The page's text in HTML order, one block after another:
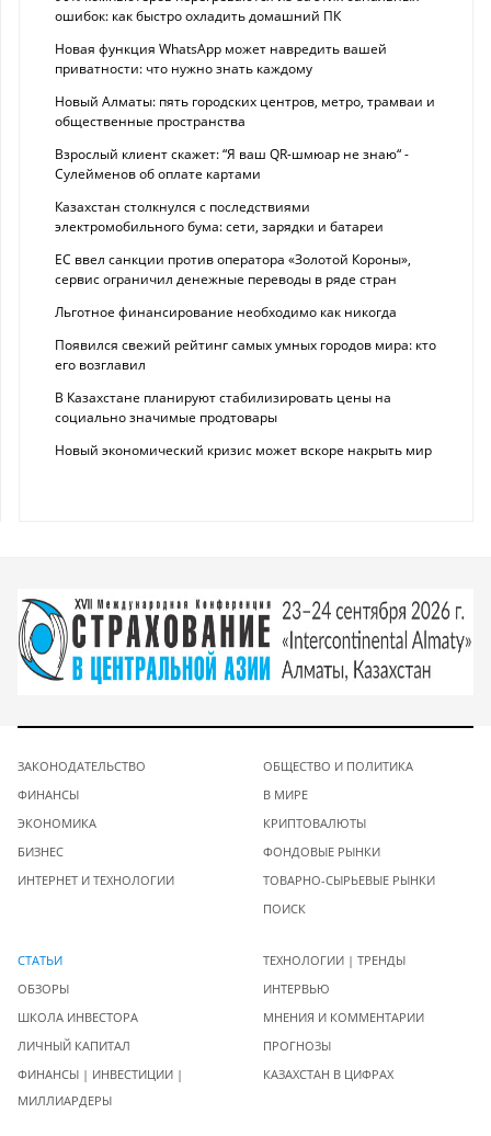
ошибок: как быстро охладить домашний ПК
Новая функция WhatsApp может навредить вашей
приватности: что нужно знать каждому
Новый Алматы: пять городских центров, метро, трамваи и
общественные пространства
Взрослый клиент скажет: “Я ваш QR-шмюар не знаю“ -
Сулейменов об оплате картами
Казахстан столкнулся с последствиями
электромобильного бума: сети, зарядки и батареи
ЕС ввел санкции против оператора «Золотой Короны»,
сервис ограничил денежные переводы в ряде стран
Льготное финансирование необходимо как никогда
Появился свежий рейтинг самых умных городов мира: кто
его возглавил
В Казахстане планируют стабилизировать цены на
социально значимые продтовары
Новый экономический кризис может вскоре накрыть мир
ЗАКОНОДАТЕЛЬСТВО
ФИНАНСЫ
ЭКОНОМИКА
БИЗНЕС
ИНТЕРНЕТ И ТЕХНОЛОГИИ
ОБЩЕСТВО И ПОЛИТИКА
В МИРЕ
КРИПТОВАЛЮТЫ
ФОНДОВЫЕ РЫНКИ
ТОВАРНО-СЫРЬЕВЫЕ РЫНКИ
ПОИСК
СТАТЬИ
ОБЗОРЫ
ШКОЛА ИНВЕСТОРА
ЛИЧНЫЙ КАПИТАЛ
ФИНАНСЫ | ИНВЕСТИЦИИ |
МИЛЛИАРДЕРЫ
ТЕХНОЛОГИИ | ТРЕНДЫ
ИНТЕРВЬЮ
МНЕНИЯ И КОММЕНТАРИИ
ПРОГНОЗЫ
КАЗАХСТАН В ЦИФРАХ